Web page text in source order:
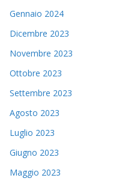
Gennaio 2024
Dicembre 2023
Novembre 2023
Ottobre 2023
Settembre 2023
Agosto 2023
Luglio 2023
Giugno 2023
Maggio 2023